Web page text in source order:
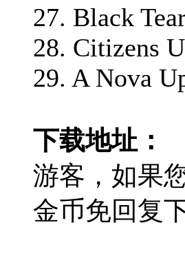
27. Black
28. Citizens
29. A Nova
下载地址：
游客，如果
金币免回复